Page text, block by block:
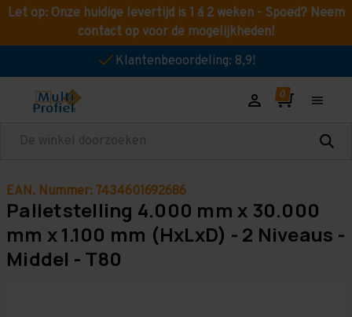
Let op: Onze huidige levertijd is 1 á 2 weken - Spoed? Neem
contact op voor de mogelijkheden!
Klantenbeoordeling: 8,9!
Zoeken
EAN. Nummer: 7434601692686
Palletstelling 4.000 mm x 30.000
mm x 1.100 mm (HxLxD) - 2 Niveaus -
Middel - T80